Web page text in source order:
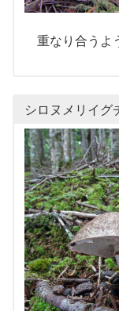
重なり合うよ
シロヌメリイグ